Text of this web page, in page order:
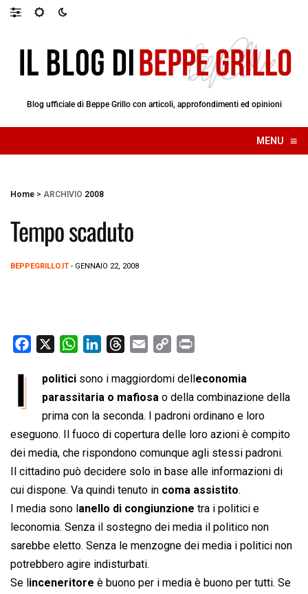
Blog ufficiale di Beppe Grillo con articoli, approfondimenti ed opinioni
MENU ≡
☰
Home > ARCHIVIO 2008
Tempo scaduto
BEPPEGRILLO.IT - GENNAIO 22, 2008
o
o
k
W
a
t
s
A
p
p
n
k
e
d
I
n
r
e
a
d
s
a
i
l
p
y
L
i
n
k
i
n
t
I politici sono i maggiordomi dell economia
parassitaria o mafiosa o della combinazione della
prima con la seconda. I padroni ordinano e loro
eseguono. Il fuoco di copertura delle loro azioni è compito
dei media, che rispondono comunque agli stessi padroni.
Il cittadino può decidere solo in base alle informazioni di
cui dispone. Va quindi tenuto in coma assistito.
I media sono l anello di congiunzione tra i politici e
leconomia. Senza il sostegno dei media il politico non
sarebbe eletto. Senza le menzogne dei media i politici non
potrebbero agire indisturbati.
Se l inceneritore è buono per i media è buono per tutti. Se